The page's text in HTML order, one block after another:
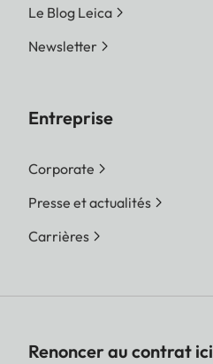
Le Blog Leica
Newsletter
Entreprise
Corporate
Presse et actualités
Carrières
Renoncer au contrat ici